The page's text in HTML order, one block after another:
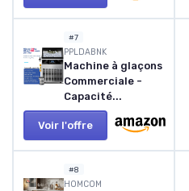
#7
‎PPLDABNK
Machine à glaçons
Commerciale -
Capacité...
Voir l'offre
#8
HOMCOM